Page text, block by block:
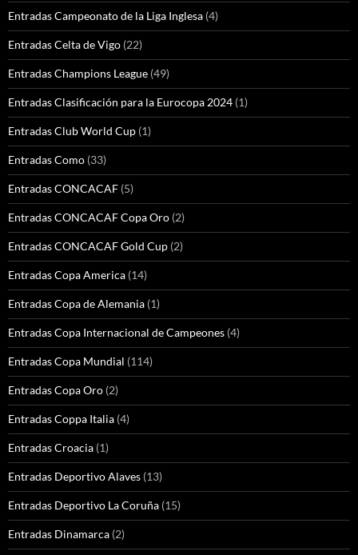
Entradas Campeonato de la Liga Inglesa (4)
Entradas Celta de Vigo (22)
Entradas Champions League (49)
Entradas Clasificación para la Eurocopa 2024 (1)
Entradas Club World Cup (1)
Entradas Como (33)
Entradas CONCACAF (5)
Entradas CONCACAF Copa Oro (2)
Entradas CONCACAF Gold Cup (2)
Entradas Copa America (14)
Entradas Copa de Alemania (1)
Entradas Copa Internacional de Campeones (4)
Entradas Copa Mundial (114)
Entradas Copa Oro (2)
Entradas Coppa Italia (4)
Entradas Croacia (1)
Entradas Deportivo Alaves (13)
Entradas Deportivo La Coruña (15)
Entradas Dinamarca (2)